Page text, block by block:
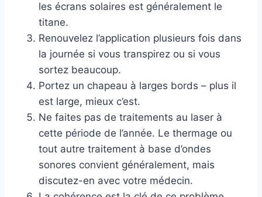
les écrans solaires est généralement le
titane.
Renouvelez l’application plusieurs fois dans
la journée si vous transpirez ou si vous
sortez beaucoup.
Portez un chapeau à larges bords – plus il
est large, mieux c’est.
Ne faites pas de traitements au laser à
cette période de l’année. Le thermage ou
tout autre traitement à base d’ondes
sonores convient généralement, mais
discutez-en avec votre médecin.